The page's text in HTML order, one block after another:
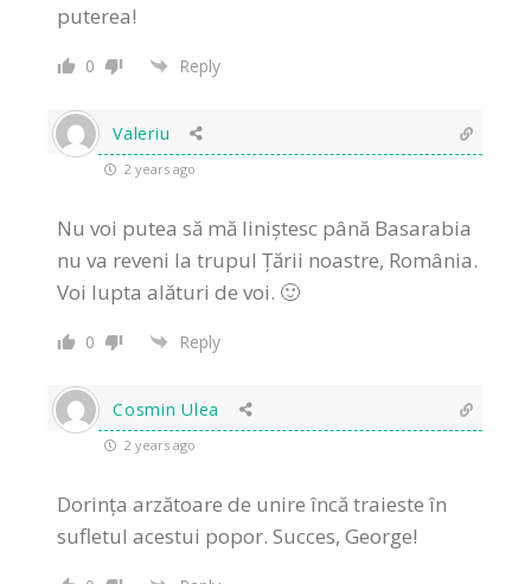
puterea!
0 Reply
Valeriu
2 years ago
Nu voi putea să mă liniștesc până Basarabia
nu va reveni la trupul Țării noastre, România.
Voi lupta alături de voi. 🙂
0 Reply
Cosmin Ulea
2 years ago
Dorința arzătoare de unire încă traieste în
sufletul acestui popor. Succes, George!